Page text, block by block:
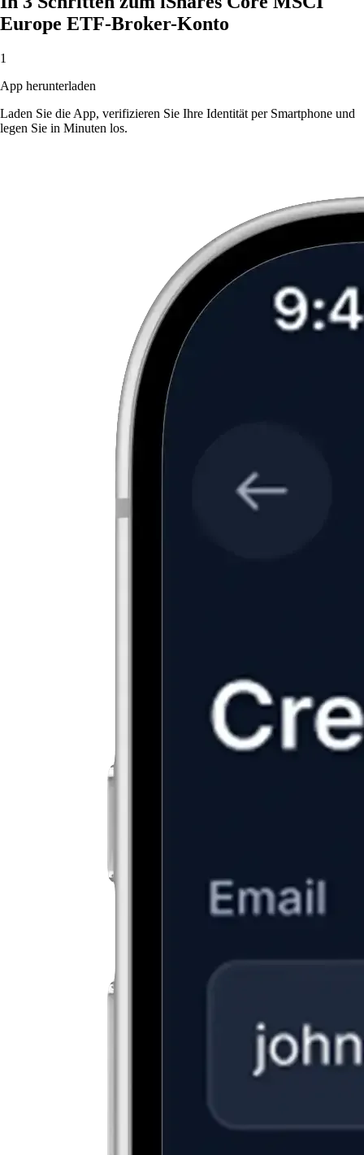
Europe ETF-Broker-Konto
1
App herunterladen
Laden Sie die App, verifizieren Sie Ihre Identität per Smartphone und
legen Sie in Minuten los.